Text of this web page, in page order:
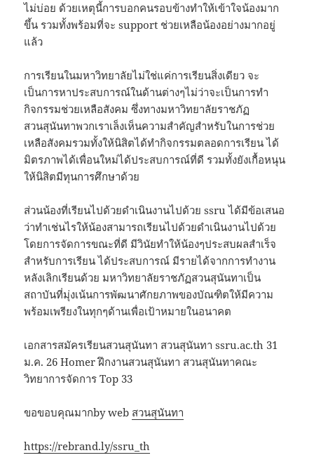
ไม่บ่อย ด้วยเหตุนี้การบอกคนรอบข้างทำให้เข้าใจน้องมาก
ขึ้น รวมทั้งพร้อมที่จะ support ช่วยเหลือน้องอย่างมากอยู่
แล้ว
การเรียนในมหาวิทยาลัยไม่ใช่แค่การเรียนสิ่งเดียว จะ
เป็นการหาประสบการณ์ในด้านต่างๆไม่ว่าจะเป็นการทำ
กิจกรรมช่วยเหลือสังคม ซึ่งทางมหาวิทยาลัยราชภัฏ
สวนสุนันทาพวกเราเล็งเห็นความสำคัญสำหรับในการช่วย
เหลือสังคมรวมทั้งให้นิสิตได้ทำกิจกรรมตลอดการเรียน ได้
มิตรภาพได้เพื่อนใหม่ได้ประสบการณ์ที่ดี รวมทั้งยังเกื้อหนุน
ให้นิสิตมีทุนการศึกษาด้วย
ส่วนน้องที่เรียนไปด้วยดำเนินงานไปด้วย ssru ได้มีข้อเสนอ
ว่าทำเช่นไรให้น้องสามารถเรียนไปด้วยดำเนินงานไปด้วย
โดยการจัดการขณะที่ดี มีวินัยทำให้น้องๆประสบผลสำเร็จ
สำหรับการเรียน ได้ประสบการณ์ มีรายได้จากการทำงาน
หลังเลิกเรียนด้วย มหาวิทยาลัยราชภัฏสวนสุนันทาเป็น
สถาบันที่มุ่งเน้นการพัฒนาศักยภาพของบัณฑิตให้มีความ
พร้อมเพรียงในทุกๆด้านเพื่อเป้าหมายในอนาคต
เอกสารสมัครเรียนสวนสุนันทา สวนสุนันทา ssru.ac.th 31
ม.ค. 26 Homer ฝึกงานสวนสุนันทา สวนสุนันทาคณะ
วิทยาการจัดการ Top 33
ขอขอบคุณมากby web สวนสุนันทา
https://rebrand.ly/ssru_th